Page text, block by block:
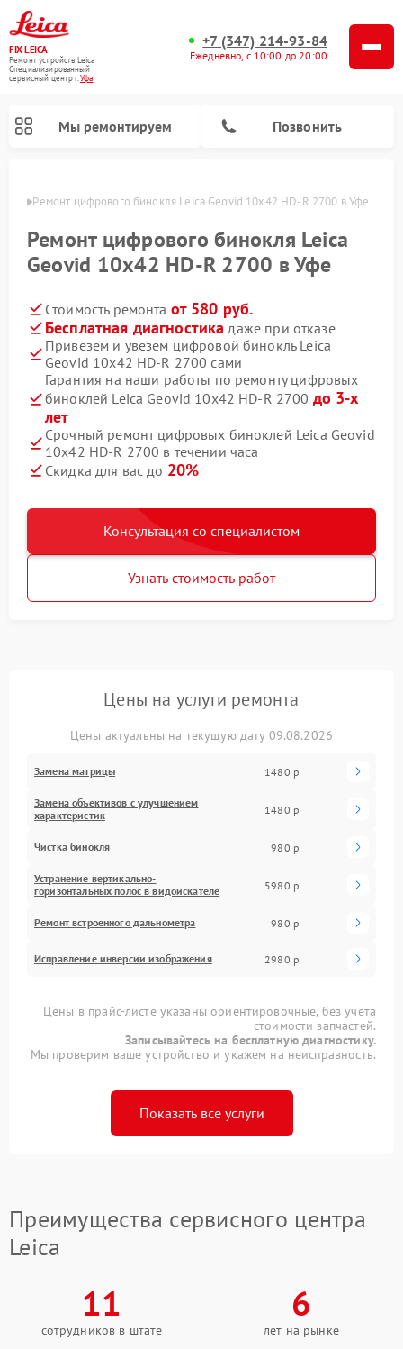
FIX-LEICA
Ремонт устройств Leica
Специализированный
cервисный центр г.Уфа
+7 (347) 214-93-84
Ежедневно, с 10:00 до 20:00
Мы ремонтируем Позвонить
Уфе Ремонт цифрового бинокля Leica Geovid 10x42 HD-R 2700 в Уфе
Ремонт цифрового бинокля Leica
Geovid 10x42 HD-R 2700 в Уфе
Стоимость ремонта от 580 руб.
Бесплатная диагностика даже при отказе
Привезем и увезем цифровой бинокль Leica
Geovid 10x42 HD-R 2700 сами
Гарантия на наши работы по ремонту цифровых
биноклей Leica Geovid 10x42 HD-R 2700 до 3-х
лет
Срочный ремонт цифровых биноклей Leica Geovid
10x42 HD-R 2700 в течении часа
Скидка для вас до 20%
Консультация со специалистом
Узнать стоимость работ
Цены на услуги ремонта
Цены актуальны на текущую дату 09.08.2026
Замена матрицы 1480 р
Замена объективов с улучшением
характеристик
1480 р
Чистка бинокля 980 р
Устранение вертикально-
горизонтальных полос в видоискателе
5980 р
Ремонт встроенного дальнометра 980 р
Исправление инверсии изображения 2980 р
Цены в прайс-листе указаны ориентировочные, без учета
стоимости запчастей.
Записывайтесь на бесплатную диагностику.
Мы проверим ваше устройство и укажем на неисправность.
Показать все услуги
Преимущества сервисного центра
Leica
11
сотрудников в штате
6
лет на рынке